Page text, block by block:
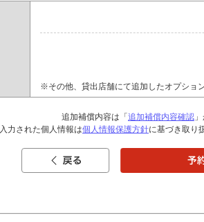
※その他、貸出店舗にて追加したオプショ
追加補償内容は「 追加補償内容確認
入力された個人情報は個人情報保護方針に基づき取り